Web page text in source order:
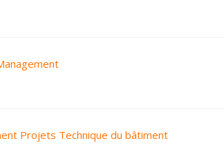
Projets Technique du bâtiment